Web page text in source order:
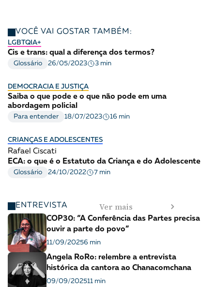
VOCÊ VAI GOSTAR TAMBÉM:
LGBTQIA+
Cis e trans: qual a diferença dos termos?
Glossário 26/05/2023 3 min
DEMOCRACIA E JUSTIÇA
Saiba o que pode e o que não pode em uma
abordagem policial
Para entender 18/07/2023 16 min
CRIANÇAS E ADOLESCENTES
Rafael Ciscati
ECA: o que é o Estatuto da Criança e do Adolescente
Glossário 24/10/2022 7 min
ENTREVISTA Ver mais
COP30: “A Conferência das Partes precisa
ouvir a parte do povo”
11/09/20256 min
Angela RoRo: relembre a entrevista
histórica da cantora ao Chanacomchana
09/09/202511 min